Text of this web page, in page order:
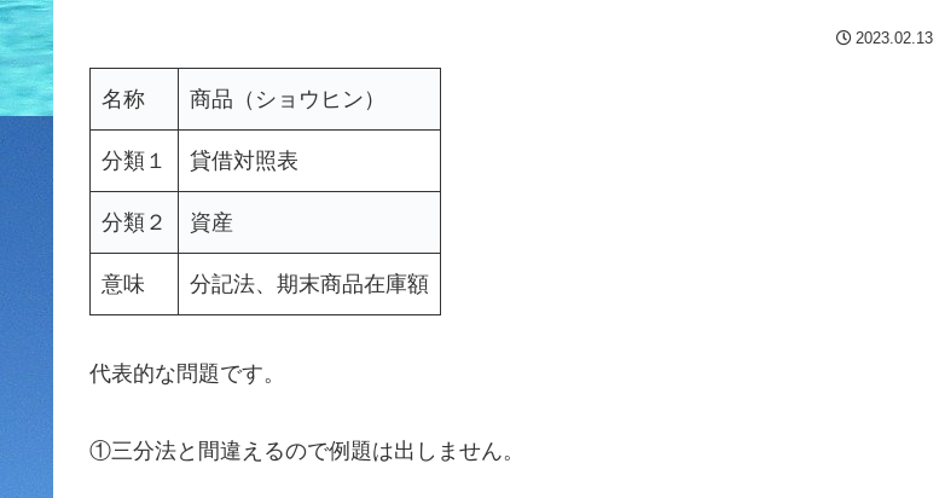
2023.02.13
名称 商品（ショウヒン）
分類１ 貸借対照表
分類２ 資産
意味 分記法、期末商品在庫額
代表的な問題です。
①三分法と間違えるので例題は出しません。